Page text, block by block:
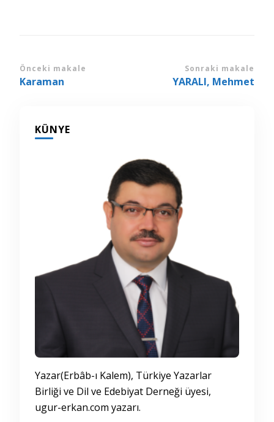
Yazı
dolaşımı
Önceki makale
Karaman
Sonraki makale
YARALI, Mehmet
KÜNYE
Yazar(Erbâb-ı Kalem), Türkiye Yazarlar
Birliği ve Dil ve Edebiyat Derneği üyesi,
ugur-erkan.com yazarı.